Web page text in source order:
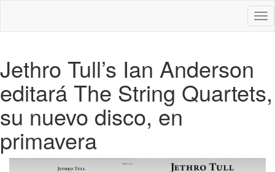
Jethro Tull’s Ian Anderson
editará The String Quartets,
su nuevo disco, en
primavera